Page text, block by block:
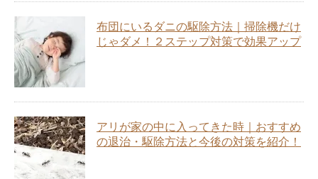
布団にいるダニの駆除方法｜掃除機だけ
じゃダメ！２ステップ対策で効果アップ
アリが家の中に入ってきた時｜おすすめ
の退治・駆除方法と今後の対策を紹介！